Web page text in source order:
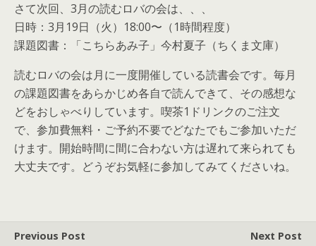
さて次回、3月の読むロバの会は、、、
日時：3月19日（火）18:00〜（1時間程度）
課題図書：「こちらあみ子」今村夏子（ちくま文庫）
読むロバの会は月に一度開催している読書会です。毎月
の課題図書をあらかじめ各自で読んできて、その感想な
どをおしゃべりしています。喫茶1ドリンクのご注文
で、参加費無料・ご予約不要でどなたでもご参加いただ
けます。開始時間に間に合わない方は遅れて来られても
大丈夫です。どうぞお気軽に参加してみてくださいね。
Previous Post
Next Post